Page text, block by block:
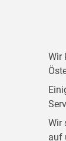
Wir
Wir
auf